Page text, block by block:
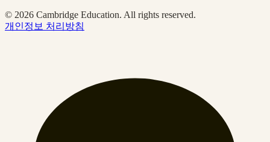
© 2026 Cambridge Education. All rights reserved.
개인정보 처리방침